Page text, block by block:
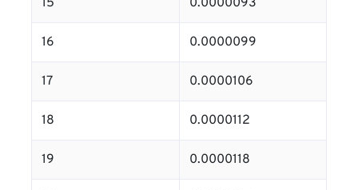
15 0.0000093
16 0.0000099
17 0.0000106
18 0.0000112
19 0.0000118